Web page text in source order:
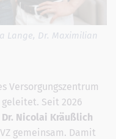
Lange, Dr. Maximilian
Versorgungszentrum
Seit 2026
Dr. Nicolai Kräußlich
gemeinsam. Damit